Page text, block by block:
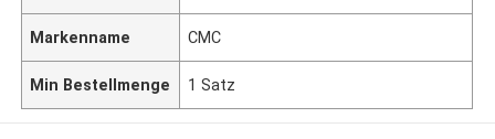
Markenname CMC
Min Bestellmenge 1 Satz